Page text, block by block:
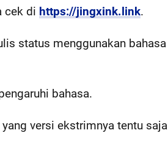
cek di https://jingxink.link.
status menggunakan bahasa
bahasa.
versi ekstrimnya tentu saja